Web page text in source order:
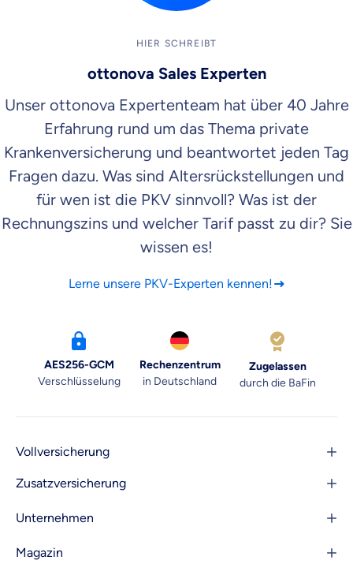
HIER SCHREIBT
ottonova Sales Experten
Unser ottonova Expertenteam hat über 40 Jahre
Erfahrung rund um das Thema private
Krankenversicherung und beantwortet jeden Tag
Fragen dazu. Was sind Altersrückstellungen und
für wen ist die PKV sinnvoll? Was ist der
Rechnungszins und welcher Tarif passt zu dir? Sie
wissen es!
Lerne unsere PKV-Experten kennen!
AES256-GCM
Verschlüsselung
Rechenzentrum
in Deutschland
Zugelassen
durch die BaFin
Vollversicherung
Zusatzversicherung
Unternehmen
Magazin